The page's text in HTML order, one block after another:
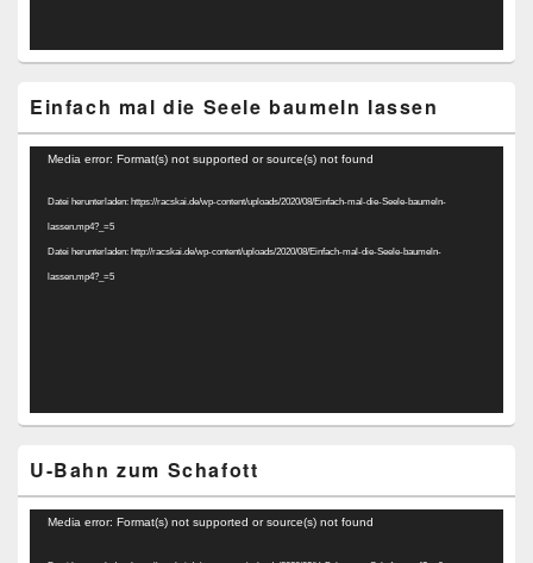
Einfach mal die Seele baumeln lassen
Video-
Media error: Format(s) not supported or source(s) not found
Datei herunterladen: https://racskai.de/wp-content/uploads/2020/08/Einfach-mal-die-Seele-baumeln-
lassen.mp4?_=5
Datei herunterladen: http://racskai.de/wp-content/uploads/2020/08/Einfach-mal-die-Seele-baumeln-
lassen.mp4?_=5
U-Bahn zum Schafott
Video-
Media error: Format(s) not supported or source(s) not found